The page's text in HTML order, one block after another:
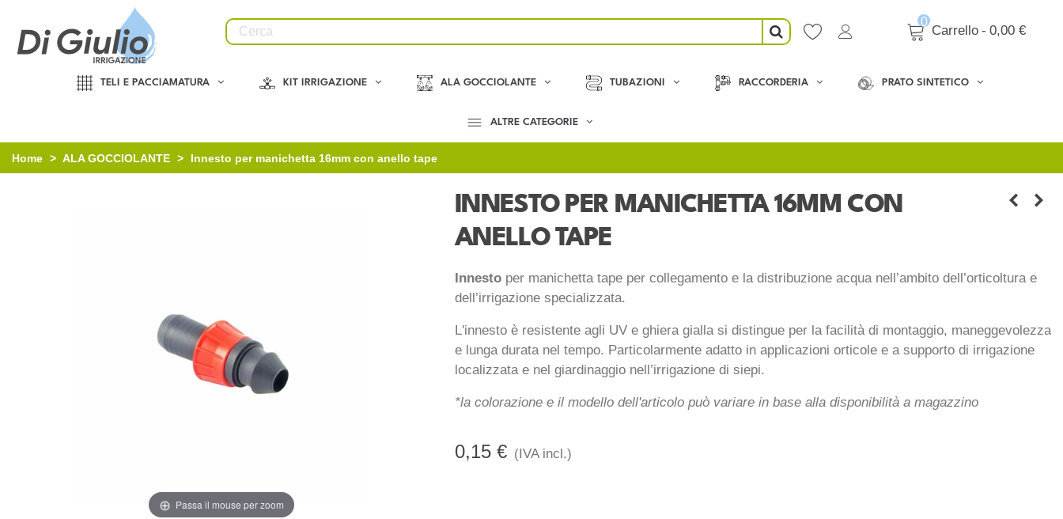
0
Carrello - 0,00 €
TELI E PACCIAMATURA KIT IRRIGAZIONE ALA GOCCIOLANTE TUBAZIONI RACCORDERIA PRATO SINTETICO
ALTRE CATEGORIE
Home > ALA GOCCIOLANTE > Innesto per manichetta 16mm con anello tape
Passa il mouse per zoom
INNESTO PER MANICHETTA 16MM CON
ANELLO TAPE
Innesto per manichetta tape per collegamento e la distribuzione acqua nell’ambito dell’orticoltura e
dell’irrigazione specializzata.
L'innesto è resistente agli UV e ghiera gialla si distingue per la facilità di montaggio, maneggevolezza
e lunga durata nel tempo. Particolarmente adatto in applicazioni orticole e a supporto di irrigazione
localizzata e nel giardinaggio nell’irrigazione di siepi.
*la colorazione e il modello dell'articolo può variare in base alla disponibilità a magazzino
0,15 € (IVA incl.)